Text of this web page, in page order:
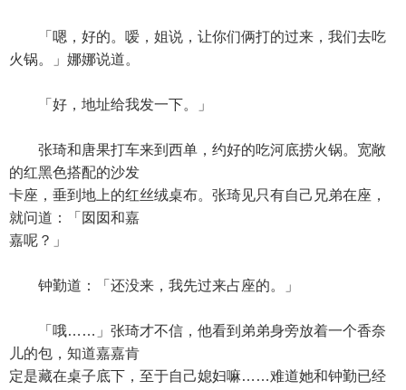
「嗯，好的。嗳，姐说，让你们俩打的过来，我们去吃
火锅。」娜娜说道。
「好，地址给我发一下。」
张琦和唐果打车来到西单，约好的吃河底捞火锅。宽敞
的红黑色搭配的沙发
卡座，垂到地上的红丝绒桌布。张琦见只有自己兄弟在座，
就问道：「囡囡和嘉
嘉呢？」
钟勤道：「还没来，我先过来占座的。」
「哦……」张琦才不信，他看到弟弟身旁放着一个香奈
儿的包，知道嘉嘉肯
定是藏在桌子底下，至于自己媳妇嘛……难道她和钟勤已经